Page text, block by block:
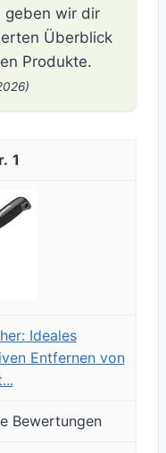
geben wir dir
Überblick
Produkte.
1
Ideales
Entfernen von
Bewertungen